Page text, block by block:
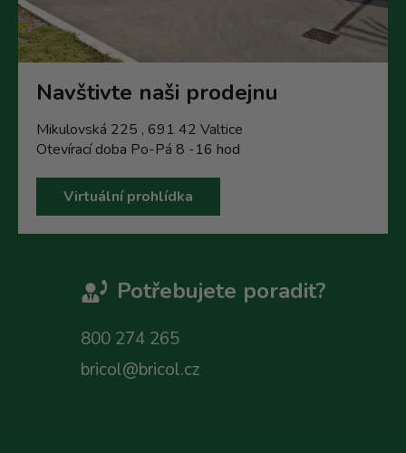
Navštivte naši prodejnu
Mikulovská 225 , 691 42 Valtice
Otevírací doba Po-Pá 8 -16 hod
Virtuální prohlídka
Potřebujete poradit?
800 274 265
bricol@bricol.cz